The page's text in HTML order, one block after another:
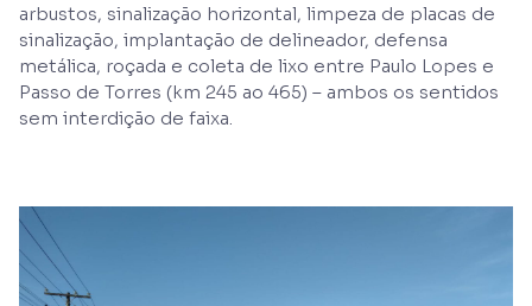
arbustos, sinalização horizontal, limpeza de placas de
sinalização, implantação de delineador, defensa
metálica, roçada e coleta de lixo entre Paulo Lopes e
Passo de Torres (km 245 ao 465) – ambos os sentidos
sem interdição de faixa.